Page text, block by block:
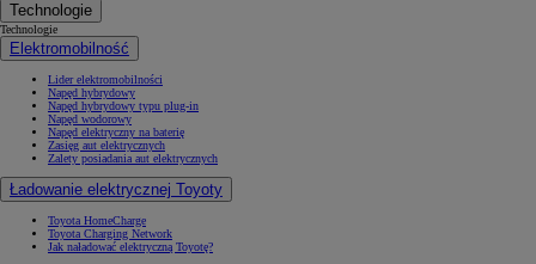
Technologie
Technologie
Elektromobilność
Lider elektromobilności
Napęd hybrydowy
Napęd hybrydowy typu plug-in
Napęd wodorowy
Napęd elektryczny na baterię
Zasięg aut elektrycznych
Zalety posiadania aut elektrycznych
Ładowanie elektrycznej Toyoty
Toyota HomeCharge
Toyota Charging Network
Jak naładować elektryczną Toyotę?